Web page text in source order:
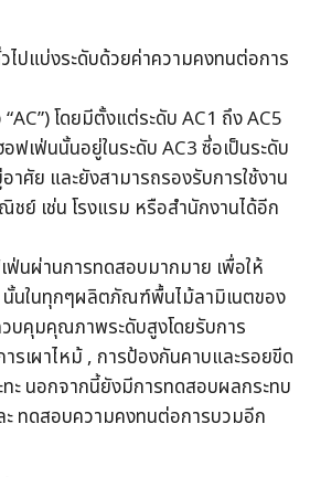
ไปแบ่งระดับด้วยค่าความคงทนต่อการ
โดยมีตั้งแต่ระดับ AC1 ถึง AC5
ฟเฟ่นนั้นอยู่ในระดับ AC3 ซึ่อเป็นระดับ
ศัย และยังสามารถรองรับการใช้งาน
ย์ เช่น โรงแรม หรือสำนักงานได้อีก
นผ่านการทดสอบมากมาย เพื่อให้
นั้นในทุกๆผลิตภัณฑ์พื้นไม้ลามิเนตของ
บคุมคุณภาพระดับสูงโดยรับการ
รเผาไหม้ , การป้องกันคาบและรอยขีด
ะ นอกจากนี้ยังมีการทดสอบผลกระทบ
ะ ทดสอบความคงทนต่อการบวมอีก